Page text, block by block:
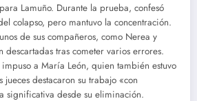
Lamuño. Durante la prueba, confesó
colapso, pero mantuvo la concentración.
de sus compañeros, como Nerea y
descartadas tras cometer varios errores.
impuso a María León, quien también estuvo
destacaron su trabajo «con
significativa desde su eliminación.